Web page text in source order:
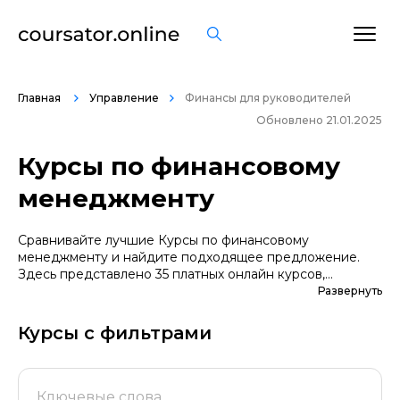
Главная Управление
Финансы для руководителей
Обновлено 21.01.2025
Курсы по финансовому
менеджменту
Сравнивайте лучшие Курсы по финансовому
менеджменту и найдите подходящее предложение.
Здесь представлено 35 платных онлайн курсов,
которые помогут вам стать грамотными специалистами.
попробуйте бесплатные варианты. Большой выбор
обучающих программ по цене, продолжительности,
поддерживаем информацию о всех курсах
проверенных школ в актуальном состоянии.
Развернуть
Курсы с фильтрами